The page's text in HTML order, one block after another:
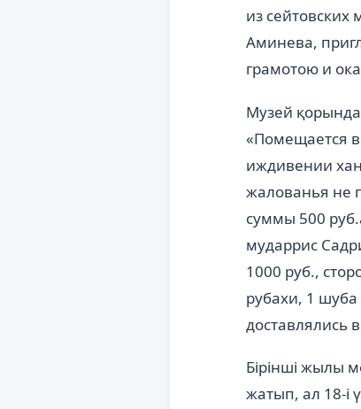
из
Аминева,
грамотою и
Музей
«Помещается
иждивении
жалованья не
суммы 500
мударрис
1000 руб.,
рубахи, 1
доставлялись
Бірінші жылы
жатып, ал 18-і